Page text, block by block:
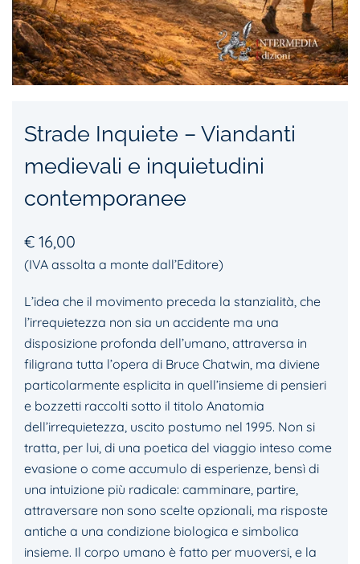
Strade Inquiete – Viandanti
medievali e inquietudini
contemporanee
€ 16,00
(IVA assolta a monte dall’Editore)
L’idea che il movimento preceda la stanzialità, che
l’irrequietezza non sia un accidente ma una
disposizione profonda dell’umano, attraversa in
filigrana tutta l’opera di Bruce Chatwin, ma diviene
particolarmente esplicita in quell’insieme di pensieri
e bozzetti raccolti sotto il titolo Anatomia
dell’irrequietezza, uscito postumo nel 1995. Non si
tratta, per lui, di una poetica del viaggio inteso come
evasione o come accumulo di esperienze, bensì di
una intuizione più radicale: camminare, partire,
attraversare non sono scelte opzionali, ma risposte
antiche a una condizione biologica e simbolica
insieme. Il corpo umano è fatto per muoversi, e la